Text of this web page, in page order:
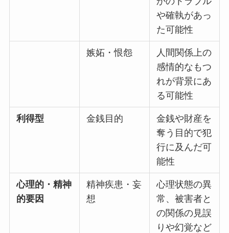
や確執があっ
た可能性
嫉妬・恨怨
人間関係上の
感情的なもつ
れが背景にあ
る可能性
利得型 金銭目的
金銭や財産を
奪う目的で犯
行に及んだ可
能性
心理的・精神
的要因
精神疾患・妄
想
心理状態の異
常、被害者と
の関係の見誤
りや幻覚など